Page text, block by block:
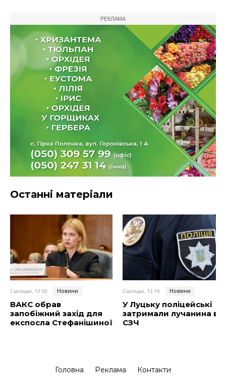
РЕКЛАМА
Останні матеріали
Сьогодні, 12:50 Новини
ВАКС обрав
запобіжний захід для
експосла Стефанішиної
Сьогодні, 12:19 Новини
У Луцьку поліцейські
затримали лучанина в
СЗЧ
Головна Реклама Контакти